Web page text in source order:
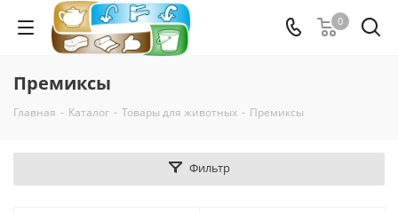
0
Премиксы
Главная - Каталог - Товары для животных - Премиксы
Фильтр